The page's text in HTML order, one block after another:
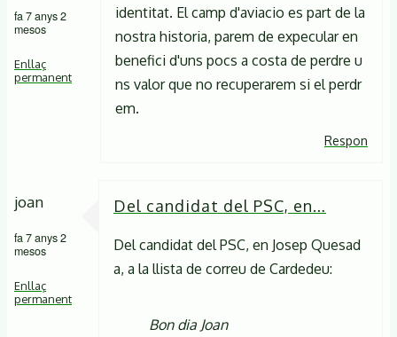
fa 7 anys 2
mesos
Enllaç
permanent
identitat. El camp d'aviacio es part de la
nostra historia, parem de expecular en
benefici d'uns pocs a costa de perdre u
ns valor que no recuperarem si el perdr
em.
Respon
joan
fa 7 anys 2
mesos
Enllaç
permanent
Del candidat del PSC, en…
Del candidat del PSC, en Josep Quesad
a, a la llista de correu de Cardedeu:
Bon dia Joan